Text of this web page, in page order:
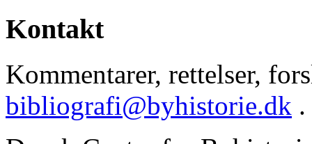
Kontakt
Kommentarer, rettelser,
bibliografi@byhistorie.dk .